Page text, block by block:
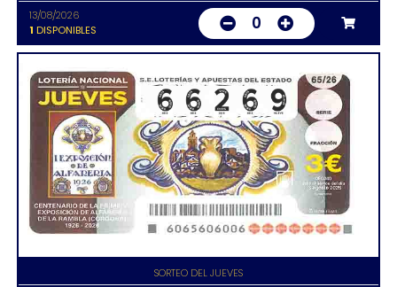
13/08/2026
1 DISPONIBLES 0
SORTEO DEL JUEVES